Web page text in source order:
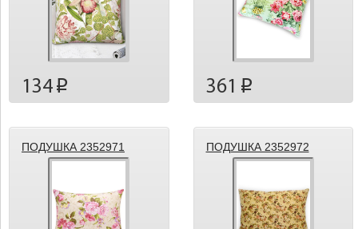
134 p 361 p
ПОДУШКА 2352971 ПОДУШКА 2352972